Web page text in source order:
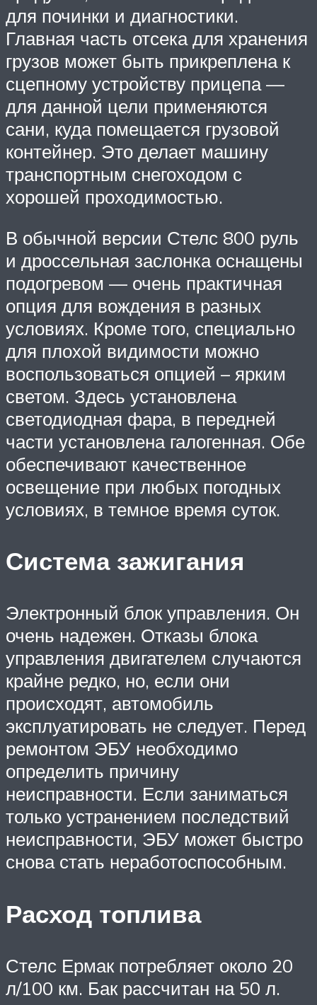
для починки и диагностики.
Главная часть отсека для хранения
грузов может быть прикреплена к
сцепному устройству прицепа —
для данной цели применяются
сани, куда помещается грузовой
контейнер. Это делает машину
транспортным снегоходом с
хорошей проходимостью.
В обычной версии Стелс 800 руль
и дроссельная заслонка оснащены
подогревом — очень практичная
опция для вождения в разных
условиях. Кроме того, специально
для плохой видимости можно
воспользоваться опцией – ярким
светом. Здесь установлена
светодиодная фара, в передней
части установлена галогенная. Обе
обеспечивают качественное
освещение при любых погодных
условиях, в темное время суток.
Система зажигания
Электронный блок управления. Он
очень надежен. Отказы блока
управления двигателем случаются
крайне редко, но, если они
происходят, автомобиль
эксплуатировать не следует. Перед
ремонтом ЭБУ необходимо
определить причину
неисправности. Если заниматься
только устранением последствий
неисправности, ЭБУ может быстро
снова стать неработоспособным.
Расход топлива
Стелс Ермак потребляет около 20
л/100 км. Бак рассчитан на 50 л.